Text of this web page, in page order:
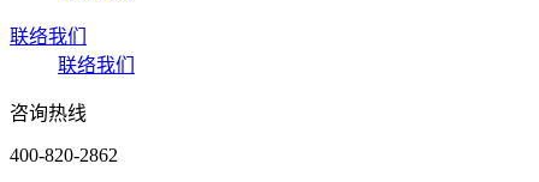
联络我们
联络我们
咨询热线
400-820-2862